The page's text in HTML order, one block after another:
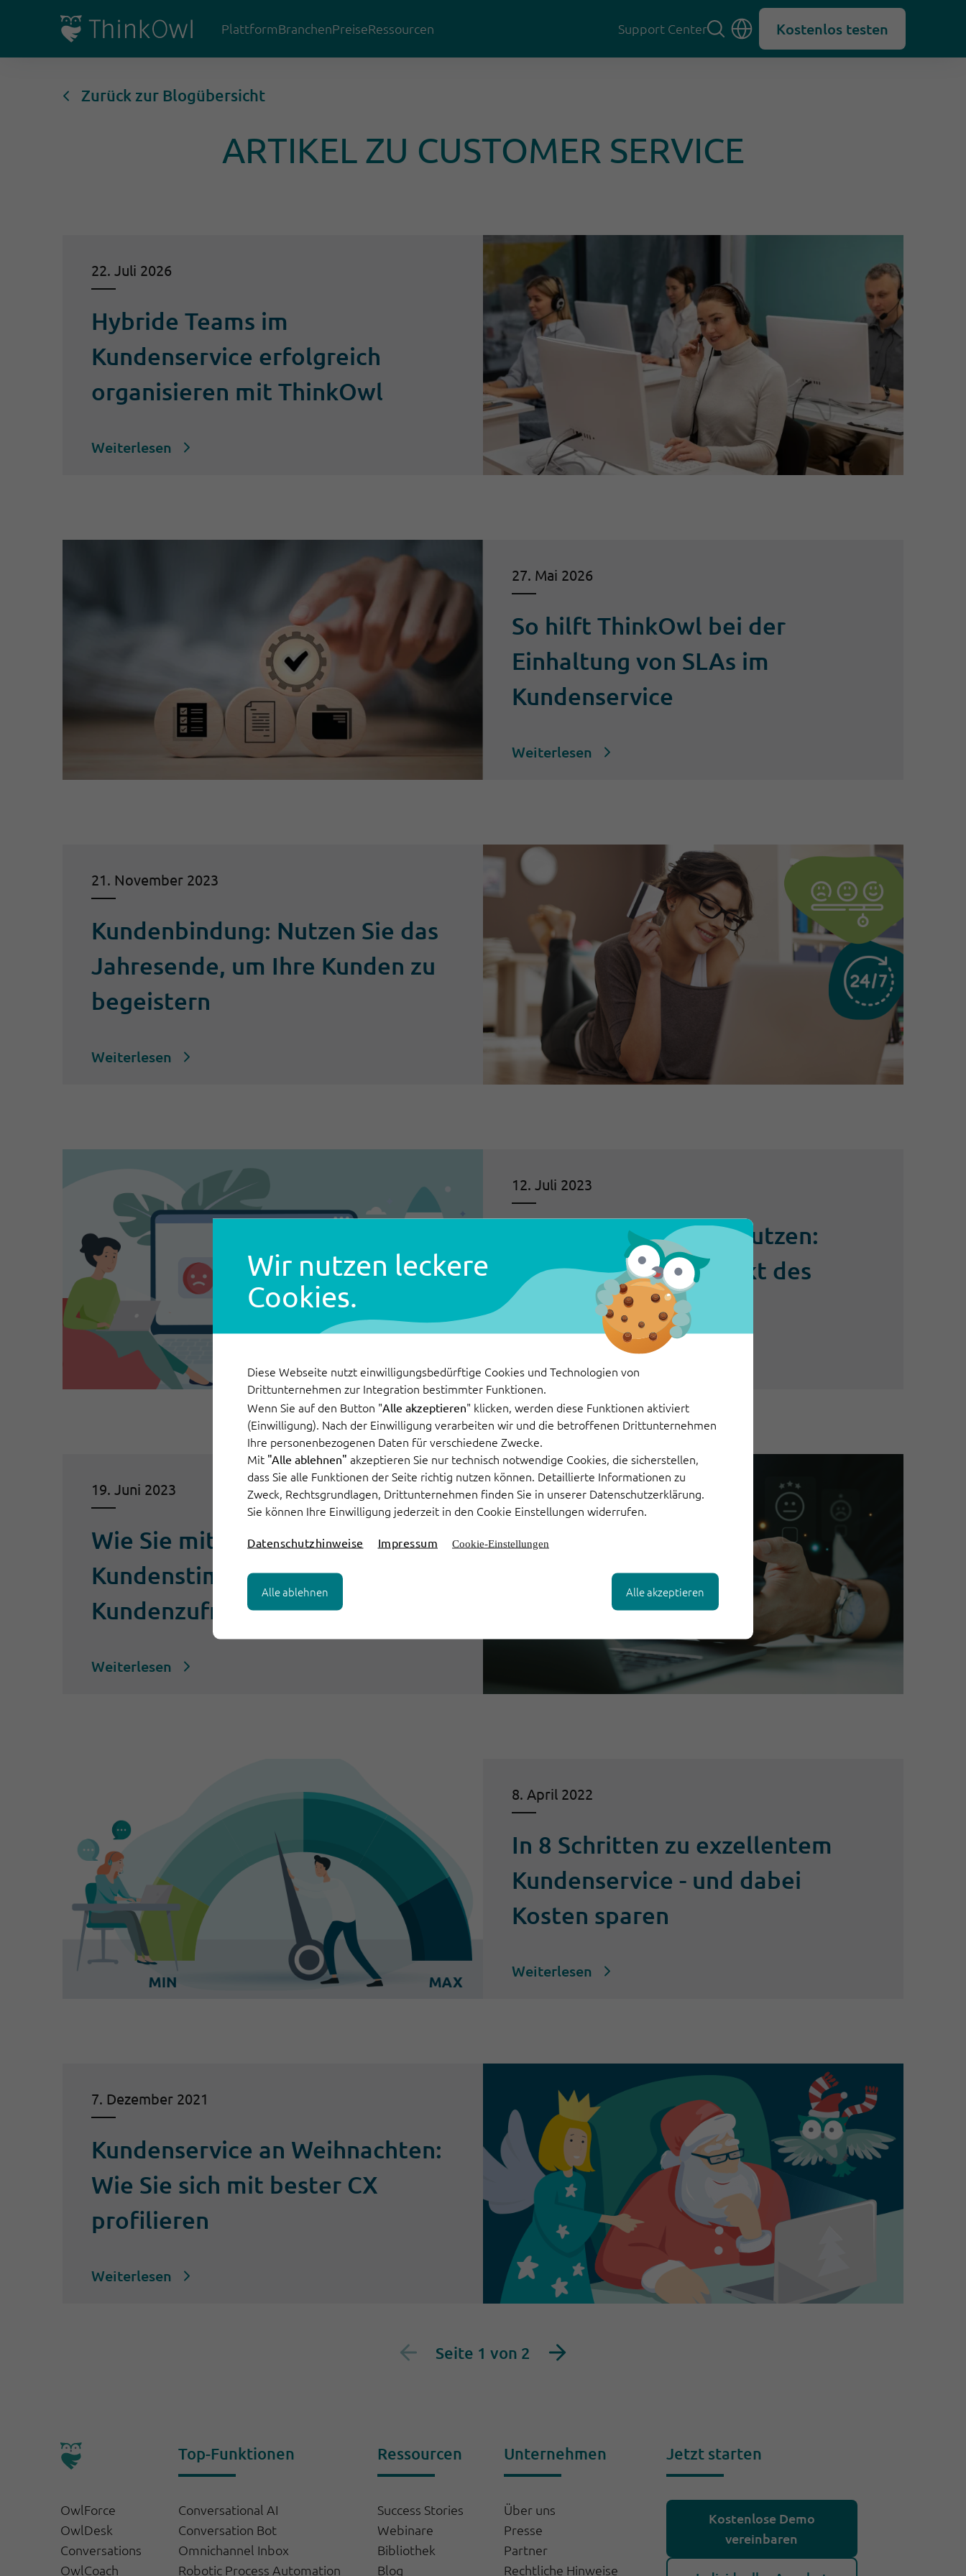
Wir nutzen leckere
Cookies.
Diese Webseite nutzt einwilligungsbedürftige Cookies und Technologien von
Drittunternehmen zur Integration bestimmter Funktionen.
Wenn Sie auf den Button "Alle akzeptieren" klicken, werden diese Funktionen aktiviert
(Einwilligung). Nach der Einwilligung verarbeiten wir und die betroffenen Drittunternehmen
Ihre personenbezogenen Daten für verschiedene Zwecke.
Mit "Alle ablehnen" akzeptieren Sie nur technisch notwendige Cookies, die sicherstellen,
dass Sie alle Funktionen der Seite richtig nutzen können. Detaillierte Informationen zu
Zweck, Rechtsgrundlagen, Drittunternehmen finden Sie in unserer Datenschutzerklärung.
Sie können Ihre Einwilligung jederzeit in den Cookie Einstellungen widerrufen.
Datenschutzhinweise Impressum Cookie-Einstellungen
Alle ablehnen Alle akzeptieren
PlattformBranchenPreiseRessourcen Support Center Kostenlos testen
Zurück zur Blogübersicht
ARTIKEL ZU CUSTOMER SERVICE
22. Juli 2026
Hybride Teams im
Kundenservice erfolgreich
organisieren mit ThinkOwl
Weiterlesen
27. Mai 2026
So hilft ThinkOwl bei der
Einhaltung von SLAs im
Kundenservice
Weiterlesen
21. November 2023
Kundenbindung: Nutzen Sie das
Jahresende, um Ihre Kunden zu
begeistern
Weiterlesen
12. Juli 2023
Erfolg durch Kundennutzen:
Kunden im Mittelpunkt des
Geschäftsmodells
19. Juni 2023
Wie Sie mit der
Kundenstimmungs-Analyse die
Kundenzufriedenheit erhöhen
Weiterlesen
8. April 2022
In 8 Schritten zu exzellentem
Kundenservice - und dabei
Kosten sparen
Weiterlesen
7. Dezember 2021
Kundenservice an Weihnachten:
Wie Sie sich mit bester CX
profilieren
Weiterlesen
Seite 1 von 2
OwlForce
OwlDesk
Conversations
OwlCoach
Top-Funktionen
Conversational AI
Conversation Bot
Omnichannel Inbox
Robotic Process Automation
Ressourcen
Success Stories
Webinare
Bibliothek
Blog
Unternehmen
Über uns
Presse
Partner
Rechtliche Hinweise
Jetzt starten
Kostenlose Demo
vereinbaren